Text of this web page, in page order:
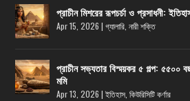
প্রাচীন মিশরের রূপচর্চা ও প্রসাধনী:
Apr 15, 2026 |গ্যালারি ,নারী শক্তি
প্রাচীন সভ্যতার বিস্ময়কর ৫ গল্প: ৫৫০০
মমি
Apr 13, 2026 |ইতিহাস ,কিউরিসিটি কর্ণার